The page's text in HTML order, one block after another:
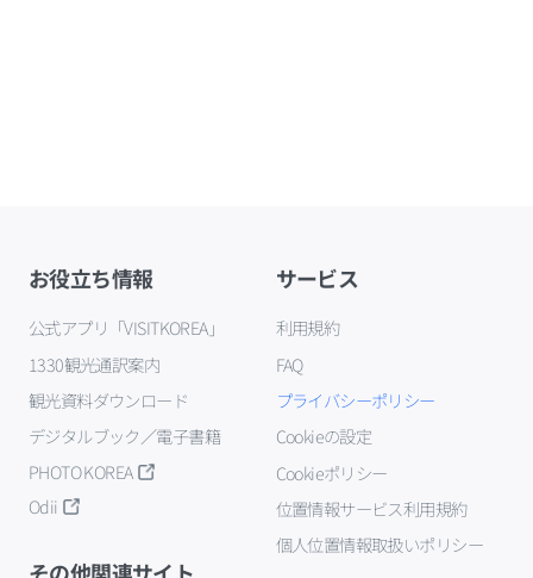
お役立ち情報
公式アプリ「VISITKOREA」
1330観光通訳案内
観光資料ダウンロード
デジタルブック／電子書籍
PHOTO KOREA
Odii
サービス
利用規約
FAQ
プライバシーポリシー
Cookieの設定
Cookieポリシー
位置情報サービス利用規約
個人位置情報取扱いポリシー